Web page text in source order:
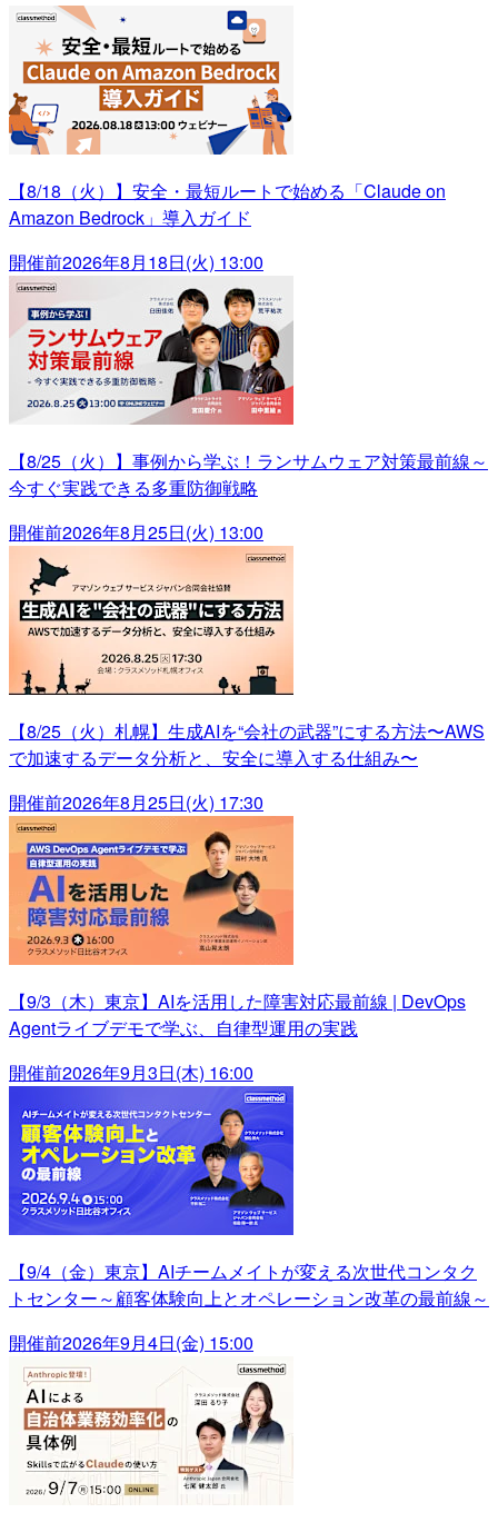
【8/18（火）】安全・最短ルートで始める「Claude on
Amazon Bedrock」導入ガイド
開催前2026年8月18日(火) 13:00
【8/25（火）】事例から学ぶ！ランサムウェア対策最前線～
今すぐ実践できる多重防御戦略
開催前2026年8月25日(火) 13:00
【8/25（火）札幌】生成AIを“会社の武器”にする方法〜AWS
で加速するデータ分析と、安全に導入する仕組み〜
開催前2026年8月25日(火) 17:30
【9/3（木）東京】AIを活用した障害対応最前線 | DevOps
Agentライブデモで学ぶ、自律型運用の実践
開催前2026年9月3日(木) 16:00
【9/4（金）東京】AIチームメイトが変える次世代コンタク
トセンター～顧客体験向上とオペレーション改革の最前線～
開催前2026年9月4日(金) 15:00